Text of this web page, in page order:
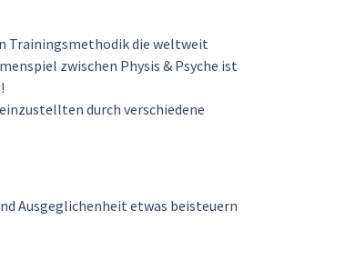
Trainingsmethodik die weltweit
zwischen Physis & Psyche ist
durch verschiedene
Ausgeglichenheit etwas beisteuern